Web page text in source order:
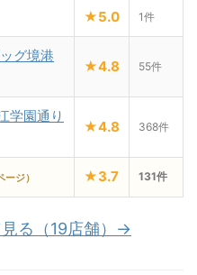
★5.0 1件
グ境港
★4.8 55件
学園通り
★4.8 368件
ージ） ★3.7 131件
る（19店舗）→